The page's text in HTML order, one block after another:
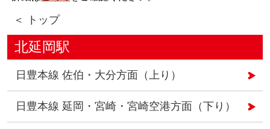
＜ トップ
北延岡駅
日豊本線 佐伯・大分方面（上り）
日豊本線 延岡・宮崎・宮崎空港方面（下り）